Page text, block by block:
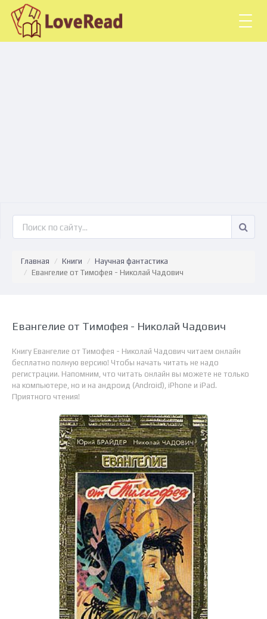
Главная Книги
Научная фантастика
Евангелие от Тимофея - Николай Чадович
Евангелие от Тимофея - Николай Чадович
Книгу Евангелие от Тимофея - Николай Чадович читаем онлайн
бесплатно полную версию! Чтобы начать читать не надо
регистрации. Напомним, что читать онлайн вы можете не только
на компьютере, но и на андроид (Android), iPhone и iPad.
Приятного чтения!